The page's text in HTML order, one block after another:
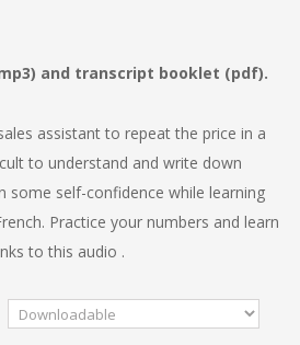
and transcript booklet (pdf).
assistant to repeat the price in a
to understand and write down
some self-confidence while learning
Practice your numbers and learn
to this audio .